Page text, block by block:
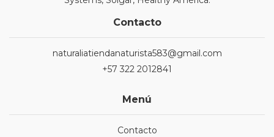
Contacto
naturaliatiendanaturista583@gmail.com
+57 322 2012841
Menú
Contacto